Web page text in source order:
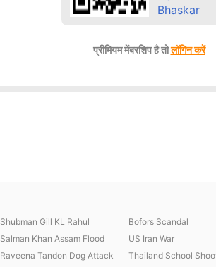
प्रीमियम मेंबरशिप है तोलॉगिन करें
Shubman Gill KL Rahul Bofors Scandal
Salman Khan Assam Flood US Iran War
Raveena Tandon Dog Attack Thailand School